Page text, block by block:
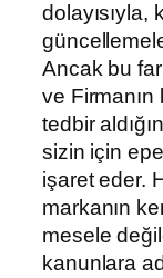
dolayısıyla,
Ancak bu
ve Firmanın
tedbir
sizin için
işaret eder.
markanın
mesele
kanunlara